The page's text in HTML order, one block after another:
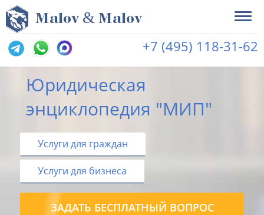
Malov & Malov
+7 (495) 118-31-62
Юридическая
энциклопедия "МИП"
Услуги для граждан
Услуги для бизнеса
ЗАДАТЬ БЕСПЛАТНЫЙ ВОПРОС